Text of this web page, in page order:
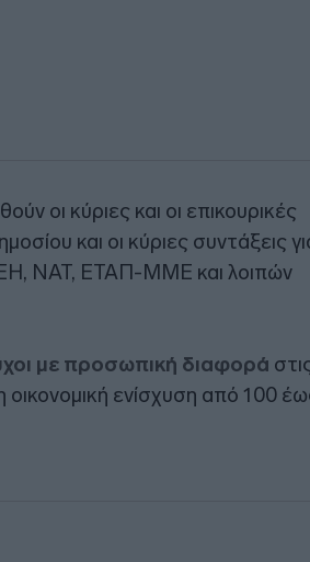
οι κύριες και οι επικουρικές
και οι κύριες συντάξεις
ΝΑΤ, ΕΤΑΠ-ΜΜΕ και λοιπών
με προσωπική διαφορά
ενίσχυση από 100